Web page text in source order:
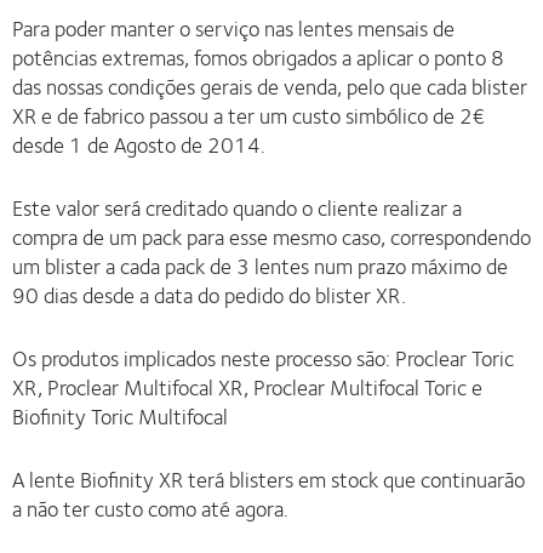
Para poder manter o serviço nas lentes mensais de
potências extremas, fomos obrigados a aplicar o ponto 8
das nossas condições gerais de venda, pelo que cada blister
XR e de fabrico passou a ter um custo simbólico de 2€
desde 1 de Agosto de 2014.
Este valor será creditado quando o cliente realizar a
compra de um pack para esse mesmo caso, correspondendo
um blister a cada pack de 3 lentes num prazo máximo de
90 dias desde a data do pedido do blister XR.
Os produtos implicados neste processo são: Proclear Toric
XR, Proclear Multifocal XR, Proclear Multifocal Toric e
Biofinity Toric Multifocal
A lente Biofinity XR terá blisters em stock que continuarão
a não ter custo como até agora.